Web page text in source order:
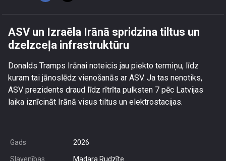
ASV un Izraēla Irānā spridzina tiltus un
dzelzceļa infrastruktūru
Donalds Tramps Irānai noteicis jau piekto termiņu, līdz
kuram tai jānoslēdz vienošanās ar ASV. Ja tas nenotiks,
ASV prezidents draud līdz rītrīta pulksten 7 pēc Latvijas
laika iznīcināt Irānā visus tiltus un elektrostacijas.
Gads 2026
Slavenības Madara Rudzīte